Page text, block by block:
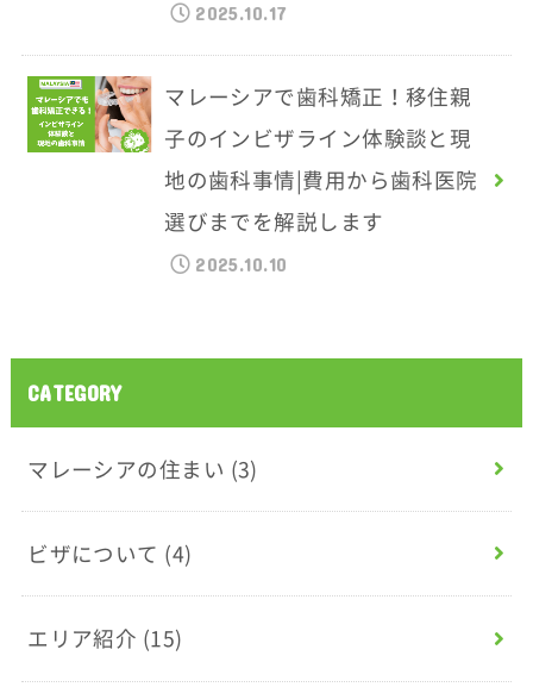
2025.10.17
マレーシアで歯科矯正！移住親
子のインビザライン体験談と現
地の歯科事情|費用から歯科医院
選びまでを解説します
2025.10.10
CATEGORY
マレーシアの住まい (3)
ビザについて (4)
エリア紹介 (15)